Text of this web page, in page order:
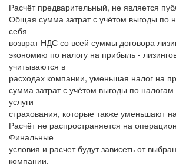
Расчёт предварительный, не является
Общая сумма затрат с учётом выгоды по
себя
возврат НДС со всей суммы договора
экономию по налогу на прибыль -
учитываются в
расходах компании, уменьшая налог на
сумма затрат с учётом выгоды по
услуги
страхования, которые также уменьшают
Расчёт не распространяется на
Финальные
условия и расчет будут зависеть от
компании.